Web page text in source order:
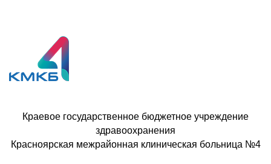
Краевое государственное бюджетное учреждение
здравоохранения
Красноярская межрайонная клиническая больница №4